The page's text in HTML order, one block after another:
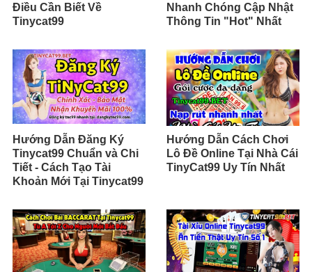
Điều Cần Biết Về
Tinycat99
Nhanh Chóng Cập Nhật
Thông Tin "Hot" Nhất
Hướng Dẫn Đăng Ký
Tinycat99 Chuẩn và Chi
Tiết - Cách Tạo Tài
Khoản Mới Tại Tinycat99
Hướng Dẫn Cách Chơi
Lô Đề Online Tại Nhà Cái
TinyCat99 Uy Tín Nhất